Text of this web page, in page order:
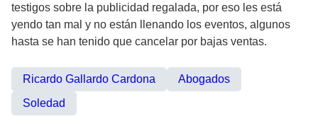
testigos sobre la publicidad regalada, por eso les está
yendo tan mal y no están llenando los eventos, algunos
hasta se han tenido que cancelar por bajas ventas.
Ricardo Gallardo Cardona
Abogados
Soledad